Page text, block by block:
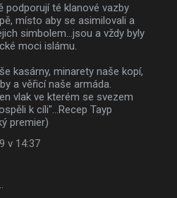
podporují té klanové vazby
místo aby se asimilovali a
simbolem...jsou a vždy byly
moci islámu.
kasárny, minarety naše kopí,
a věřicí naše armáda.
vlak ve kterém se svezem
k cíli"...Recep Tayp
premier)
v 14:37